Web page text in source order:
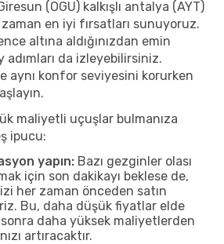
(OGU) kalkışlı antalya (AYT)
en iyi fırsatları sunuyoruz.
altına aldığınızdan emin
adımları da izleyebilirsiniz.
aynı konfor seviyesini korurken
maliyetli uçuşlar bulmanıza
ipucu:
yapın: Bazı gezginler olası
için son dakikayı beklese de,
her zaman önceden satın
Bu, daha düşük fiyatlar elde
daha yüksek maliyetlerden
artıracaktır.